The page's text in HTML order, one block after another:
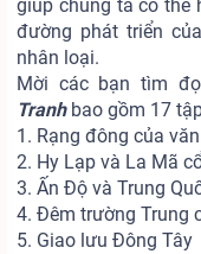
giúp chúng ta có thể
đường phát triển
nhân loại.
Mời các bạn tìm
Tranhbao gồm 17
1. Rạng đông của
2. Hy Lạp và La Mã
3. Ấn Độ và Trung
4. Đêm trường Trung
5. Giao lưu Đông Tây